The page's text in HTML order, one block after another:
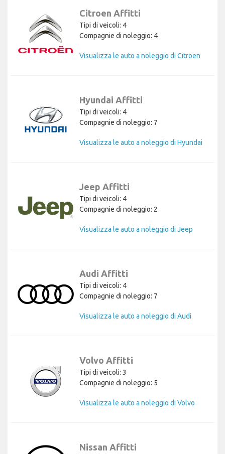
Citroen Affitti
Tipi di veicoli: 4
Compagnie di noleggio: 4
Visualizza le auto a noleggio di Citroen
Hyundai Affitti
Tipi di veicoli: 4
Compagnie di noleggio: 7
Visualizza le auto a noleggio di Hyundai
Jeep Affitti
Tipi di veicoli: 4
Compagnie di noleggio: 2
Visualizza le auto a noleggio di Jeep
Audi Affitti
Tipi di veicoli: 4
Compagnie di noleggio: 7
Visualizza le auto a noleggio di Audi
Volvo Affitti
Tipi di veicoli: 3
Compagnie di noleggio: 5
Visualizza le auto a noleggio di Volvo
Nissan Affitti